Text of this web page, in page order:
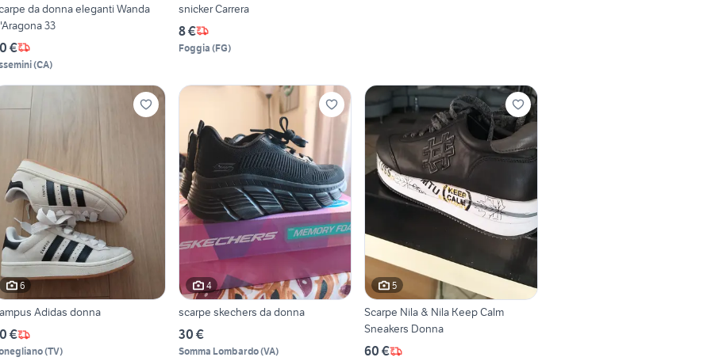
da donna eleganti Wanda
33
€
(CA)
snicker Carrera
8 €
Foggia (FG)
6
Adidas donna
€
(TV)
4
scarpe skechers da donna
30 €
Somma Lombardo(VA)
5
Scarpe Nila & Nila Keep Calm
Sneakers Donna
60 €